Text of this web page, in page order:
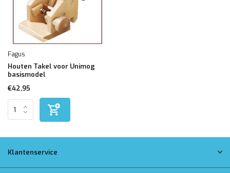
Fagus
Houten Takel voor Unimog
basismodel
€42,95
Klantenservice